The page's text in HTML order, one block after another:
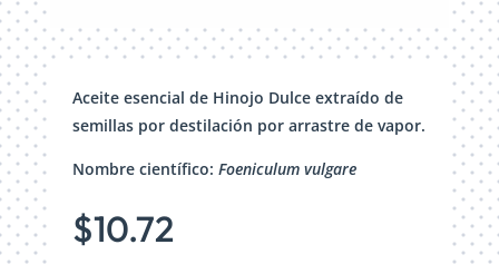
Aceite esencial de Hinojo Dulce extraído de
semillas por destilación por arrastre de vapor.
Nombre científico: Foeniculum vulgare
$10.72